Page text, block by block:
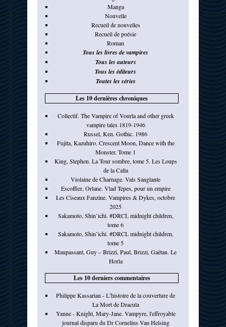
Manga
Nouvelle
Recueil de nouvelles
Recueil de poésie
Roman
Tous les livres de vampires
Tous les auteurs
Tous les éditeurs
Toutes les séries
Les 10 dernières chroniques
Collectif. The Vampire of Vourla and other greek
vampire tales 1819-1946
Russel, Ken. Gothic. 1986
Fujita, Kazuhiro. Crescent Moon, Dance with the
Monster. Tome 1
King, Stephen. La Tour sombre, tome 5. Les Loups
de la Calla
Violaine de Charnage. Vals Sanglante
Escoffier, Orlane. Vlad Tepes, pour un empire
Les Ciseaux Fanzine. Vampires & Dykes, octobre
2025
Sakamoto, Shin’ichi. #DRCL midnight children,
tome 6
Sakamoto, Shin’ichi. #DRCL midnight children,
tome 5
Maupassant, Guy – Brizzi, Paul, Brizzi, Gaëtan. Le
Horla
Les 10 derniers commentaires
Philippe Kassarian - L’histoire de la couverture de
La Mort de Dracula
Yanne - Knight, Mary-Jane. Vampyre, l'effroyable
journal disparu du Dr Cornelius Van Helsing